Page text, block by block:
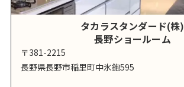
タカラスタンダード(株)
長野ショールーム
〒381-2215
長野県長野市稲里町中氷鉋595